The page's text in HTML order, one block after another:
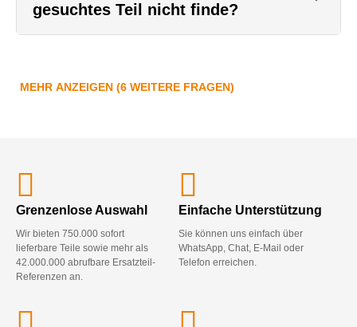
gesuchtes Teil nicht finde?
MEHR ANZEIGEN (6 WEITERE FRAGEN)
Grenzenlose Auswahl
Wir bieten 750.000 sofort
lieferbare Teile sowie mehr als
42.000.000 abrufbare Ersatzteil-
Referenzen an.
Einfache Unterstützung
Sie können uns einfach über
WhatsApp, Chat, E-Mail oder
Telefon erreichen.